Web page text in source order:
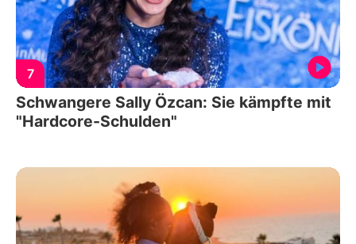
7
Schwangere Sally Özcan: Sie kämpfte mit
"Hardcore-Schulden"